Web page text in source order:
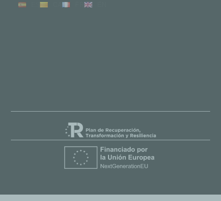
ES CA FR